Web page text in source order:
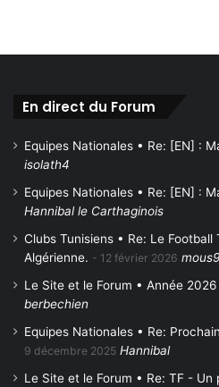
En direct du Forum
Equipes Nationales • Re: [EN] :
isolath4
Equipes Nationales • Re: [EN] :
Hannibal le Carthaginois
Clubs Tunisiens • Re: Le
Algérienne.
12 février 2026
Le Site et le Forum • Année 2026
berbechien
Equipes Nationales • Re:
9 décembre 2025 Hannibal
Le Site et le Forum • Re: TF - Un